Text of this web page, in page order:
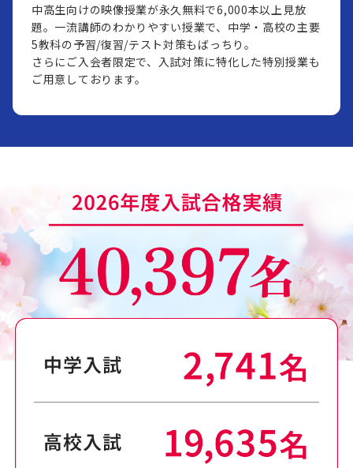
中高生向けの映像授業が永久無料で6,000本以上見放
題。一流講師のわかりやすい授業で、中学・高校の主要
5教科の予習/復習/テスト対策もばっちり。
さらにご入会者限定で、入試対策に特化した特別授業も
ご用意しております。